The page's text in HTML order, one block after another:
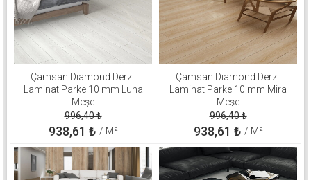
Çamsan Diamond Derzli
Laminat Parke 10 mm Luna
Meşe
996,40₺
938,61 ₺ / M²
Çamsan Diamond Derzli
Laminat Parke 10 mm Mira
Meşe
996,40₺
938,61 ₺ / M²